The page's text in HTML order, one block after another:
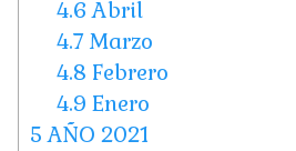
4.6 Abril
4.7 Marzo
4.8 Febrero
4.9 Enero
5 AÑO 2021